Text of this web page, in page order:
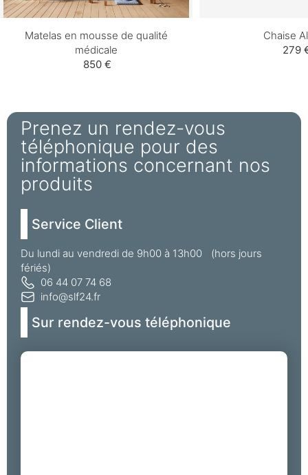
Matelas en mousse de qualité
médicale
850 €
Chaise
279
Prenez un rendez-vous
téléphonique pour des
informations concernant nos
produits
Service Client
Du lundi au vendredi de 9h00 à 13h00 (hors jours
fériés)
06 44 07 74 68
info@slf24.fr
Sur rendez-vous téléphonique